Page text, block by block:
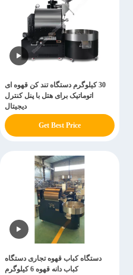
30 کیلوگرم دستگاه تند کن قهوه ای
اتوماتیک برای هتل با پنل کنترل
دیجیتال
Get Best Price
دستگاه کباب قهوه تجاری دستگاه
کباب دانه قهوه 6 کیلوگرم